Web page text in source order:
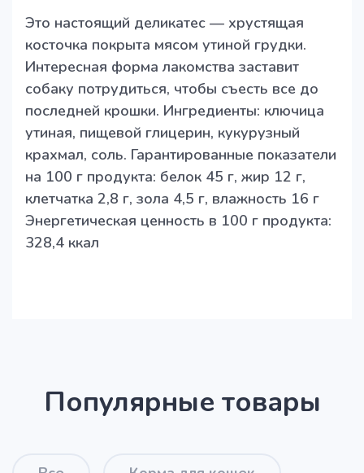
Это настоящий деликатес — хрустящая
косточка покрыта мясом утиной грудки.
Интересная форма лакомства заставит
собаку потрудиться, чтобы съесть все до
последней крошки. Ингредиенты: ключица
утиная, пищевой глицерин, кукурузный
крахмал, соль. Гарантированные показатели
на 100 г продукта: белок 45 г, жир 12 г,
клетчатка 2,8 г, зола 4,5 г, влажность 16 г
Энергетическая ценность в 100 г продукта:
328,4 ккал
Популярные товары